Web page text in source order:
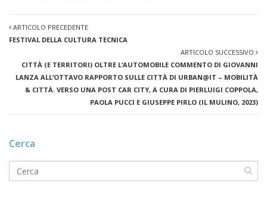
ARTICOLO PRECEDENTE
FESTIVAL DELLA CULTURA TECNICA
ARTICOLO SUCCESSIVO
CITTÀ (E TERRITORI) OLTRE L’AUTOMOBILE COMMENTO DI GIOVANNI
LANZA ALL’OTTAVO RAPPORTO SULLE CITTÀ DI URBAN@IT – MOBILITÀ
& CITTÀ. VERSO UNA POST CAR CITY, A CURA DI PIERLUIGI COPPOLA,
PAOLA PUCCI E GIUSEPPE PIRLO (IL MULINO, 2023)
Cerca